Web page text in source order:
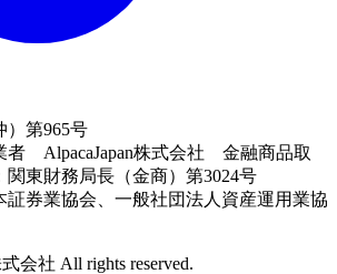
）第965号
者 AlpacaJapan株式会社 金融商品取
東財務局長（金商）第3024号
証券業協会、一般社団法人資産運用業協
会社 All rights reserved.